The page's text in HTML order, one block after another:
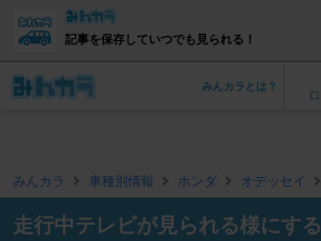
記事を保存していつでも見られる！
みんカラとは？
みんカラ 車種別情報 ホンダ オデッセイ
走行中テレビが見られる様にす